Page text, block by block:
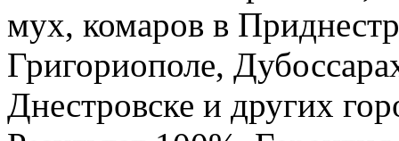
мух, комаров в
Григориополе,
Днестровске и других